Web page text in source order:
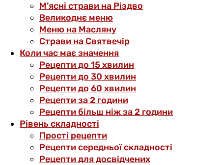
М’ясні страви на Різдво
Великоднє меню
Меню на Масляну
Страви на Святвечір
Коли час має значення
Рецепти до 15 хвилин
Рецепти до 30 хвилин
Рецепти до 60 хвилин
Рецепти за 2 години
Рецепти більш ніж за 2 години
Рівень складності
Прості рецепти
Рецепти середньої складності
Рецепти для досвідчених